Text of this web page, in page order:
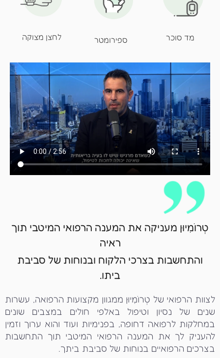
מד סוכר ספירומטר לחצן מצוקה
טְרוֹמִיוּן מעניקה את המענה הרפואי המיטבי תוך
ראיה
והתחשבות בצרכי הלקוח ובנוחות של סביבת
ביתו.
לצוות הרפואי של טְרוֹמִיוּן ממגוון מקצועות הרפואה, עשרות
שנים של נסיון וטיפול באלפי חולים במצבים שונים
במחלקות לרפואה דחופה, בפנימיות ועוד והוא ערוך וזמין
להעניק לך את המענה הרפואי המיטבי תוך התחשבות
בצרכים הרפואיים בנוחות של סביבת ביתך.